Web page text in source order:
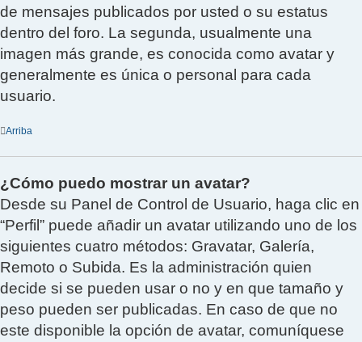
de mensajes publicados por usted o su estatus
dentro del foro. La segunda, usualmente una
imagen más grande, es conocida como avatar y
generalmente es única o personal para cada
usuario.
Arriba
¿Cómo puedo mostrar un avatar?
Desde su Panel de Control de Usuario, haga clic en
“Perfil” puede añadir un avatar utilizando uno de los
siguientes cuatro métodos: Gravatar, Galería,
Remoto o Subida. Es la administración quien
decide si se pueden usar o no y en que tamaño y
peso pueden ser publicadas. En caso de que no
este disponible la opción de avatar, comuníquese